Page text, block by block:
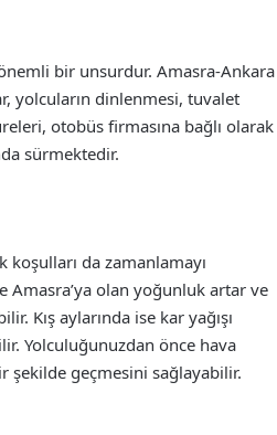
bir unsurdur. Amasra-Ankara
yolcuların dinlenmesi, tuvalet
otobüs firmasına bağlı olarak
sürmektedir.
da zamanlamayı
Amasra’ya olan yoğunluk artar ve
Kış aylarında ise kar yağışı
Yolculuğunuzdan önce hava
şekilde geçmesini sağlayabilir.